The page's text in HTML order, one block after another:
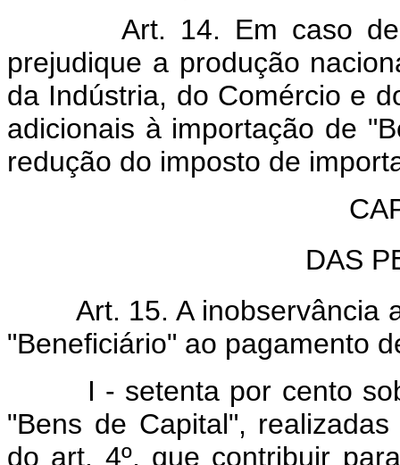
Art. 14. Em caso de
prejudique a produção
da Indústria, do Comércio e
adicionais à importação de
redução do imposto de
DAS
Art. 15. A inobservância
"Beneficiário" ao pagamento
I - setenta por cento
"Bens de Capital",
do art. 4º, que contribuir